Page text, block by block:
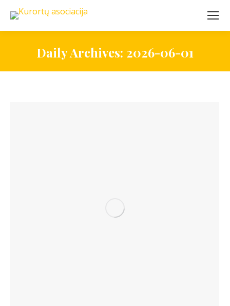
Daily Archives: 2026-06-01